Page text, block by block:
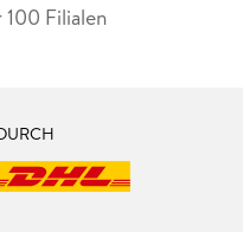
Filialen